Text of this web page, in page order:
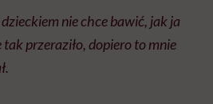
nie chce bawić, jak ja
tak przeraziło, dopiero to mnie